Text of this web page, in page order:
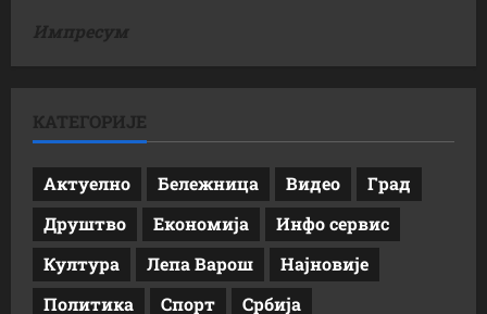
Импресум
КАТЕГОРИЈЕ
Актуелно Бележница Видео
Град
Друштво
Економија
Инфо сервис
Култура
Лепа Варош
Најновије
Политика
Спорт Србија